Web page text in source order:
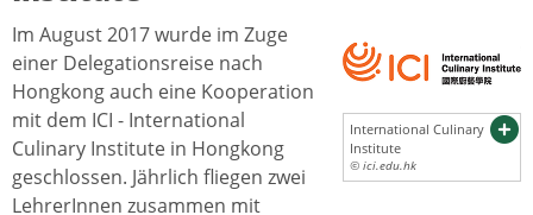
International Culinary
Institute
© ici.edu.hk
Im August 2017 wurde im Zuge
einer Delegationsreise nach
Hongkong auch eine Kooperation
mit dem ICI - International
Culinary Institute in Hongkong
geschlossen. Jährlich fliegen zwei
LehrerInnen zusammen mit